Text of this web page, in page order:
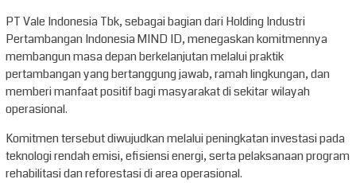
PT Vale Indonesia Tbk, sebagai bagian dari Holding Industri
Pertambangan Indonesia MIND ID, menegaskan komitmennya
membangun masa depan berkelanjutan melalui praktik
pertambangan yang bertanggung jawab, ramah lingkungan, dan
memberi manfaat positif bagi masyarakat di sekitar wilayah
operasional.
Komitmen tersebut diwujudkan melalui peningkatan investasi pada
teknologi rendah emisi, efisiensi energi, serta pelaksanaan program
rehabilitasi dan reforestasi di area operasional.